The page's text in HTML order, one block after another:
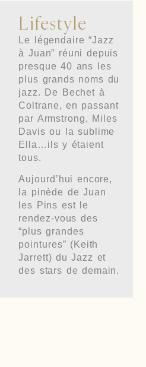
Lifestyle
Le légendaire “Jazz
à Juan” réuni depuis
presque 40 ans les
plus grands noms du
jazz. De Bechet à
Coltrane, en passant
par Armstrong, Miles
Davis ou la sublime
Ella…ils y étaient
tous.
Aujourd’hui encore,
la pinède de Juan
les Pins est le
rendez-vous des
“plus grandes
pointures” (Keith
Jarrett) du Jazz et
des stars de demain.